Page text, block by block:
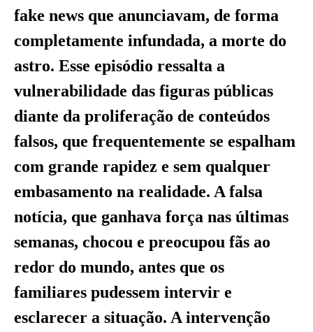
fake news que anunciavam, de forma
completamente infundada, a morte do
astro. Esse episódio ressalta a
vulnerabilidade das figuras públicas
diante da proliferação de conteúdos
falsos, que frequentemente se espalham
com grande rapidez e sem qualquer
embasamento na realidade. A falsa
notícia, que ganhava força nas últimas
semanas, chocou e preocupou fãs ao
redor do mundo, antes que os
familiares pudessem intervir e
esclarecer a situação. A intervenção